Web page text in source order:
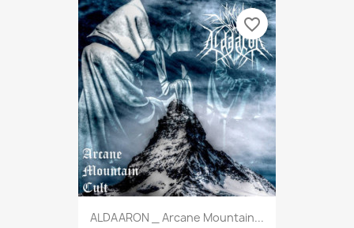
ALDAARON _ Arcane Mountain...
favorite_border